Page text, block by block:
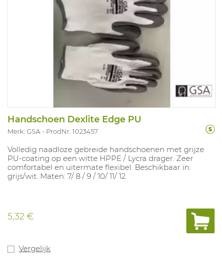
Handschoen Dexlite Edge PU
Merk: GSA ProdNr. 1023457
Volledig naadloze gebreide handschoenen met grijze
PU-coating op een witte HPPE / Lycra drager. Zeer
comfortabel en uitermate flexibel. Beschikbaar in:
grijs/wit. Maten: 7/ 8 / 9 / 10/ 11/ 12.
5,32 €
Vergelijk